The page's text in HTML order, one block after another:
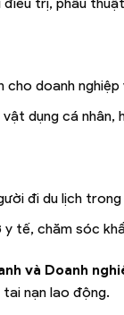
cho doanh nghiệp
vật dụng cá nhân,
đi du lịch
tế, chăm sóc
và Doanh
nạn lao động.